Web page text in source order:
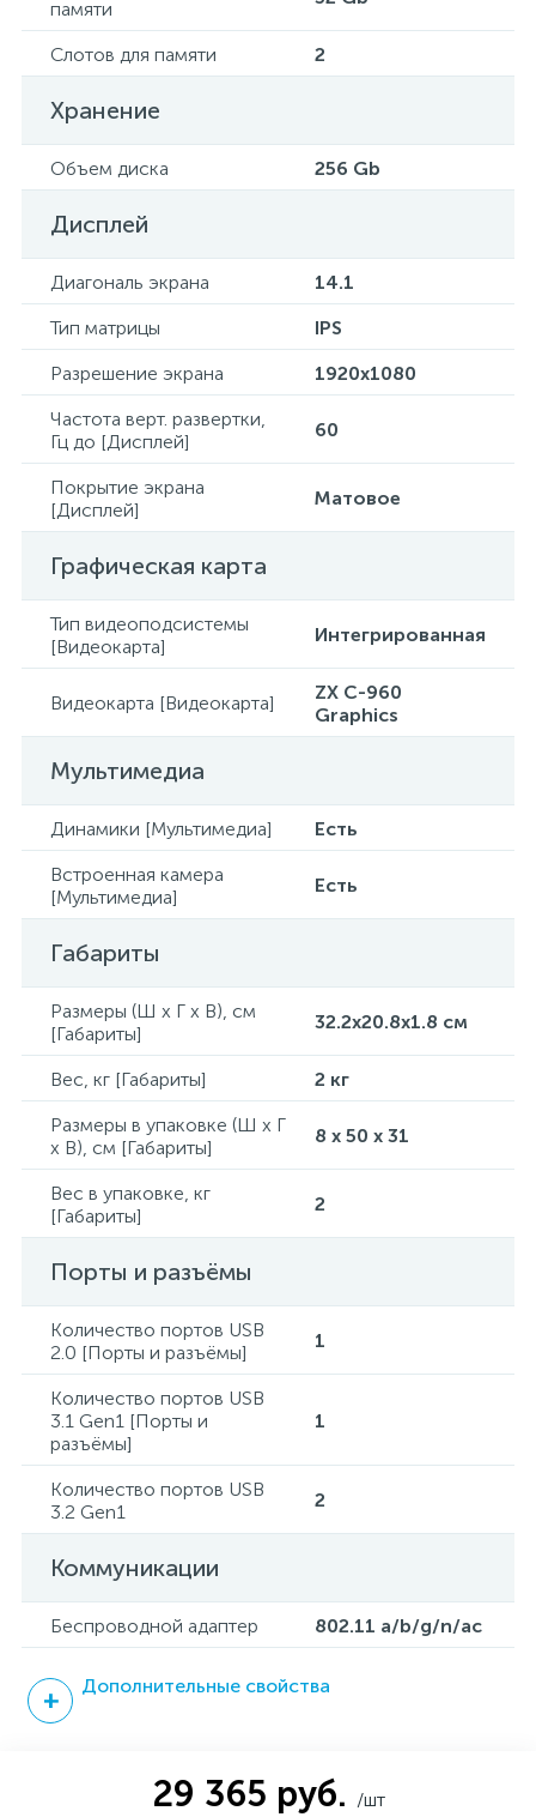
памяти
Слотов для памяти 2
Хранение
Объем диска 256 Gb
Дисплей
Диагональ экрана
14.1
Тип матрицы
IPS
Разрешение экрана
1920x1080
Частота верт. развертки,
Гц до [Дисплей]
60
Покрытие экрана
[Дисплей]
Матовое
Графическая карта
Тип видеоподсистемы
[Видеокарта]
Интегрированная
Видеокарта [Видеокарта]
ZX C-960
Graphics
Мультимедиа
Динамики [Мультимедиа]
Есть
Встроенная камера
[Мультимедиа]
Есть
Габариты
Размеры (Ш x Г x В), см
[Габариты]
32.2x20.8x1.8 см
Вес, кг [Габариты]
2 кг
Размеры в упаковке (Ш x Г
x В), см [Габариты]
8 x 50 x 31
Вес в упаковке, кг
[Габариты]
2
Порты и разъёмы
Количество портов USB
2.0 [Порты и разъёмы]
1
Количество портов USB
3.1 Gen1 [Порты и
разъёмы]
1
Количество портов USB
3.2 Gen1
2
Коммуникации
Беспроводной адаптер 802.11 a/b/g/n/ac
Дополнительные свойства
29 365 руб. /шт